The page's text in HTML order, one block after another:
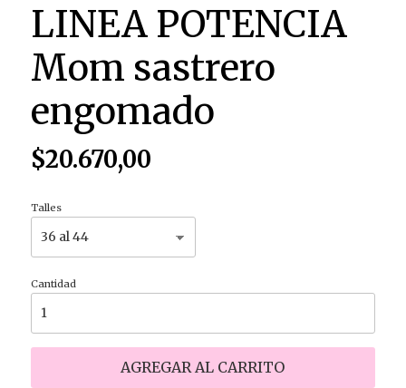
LINEA POTENCIA
Mom sastrero
engomado
$20.670,00
Talles
Cantidad
AGREGAR AL CARRITO